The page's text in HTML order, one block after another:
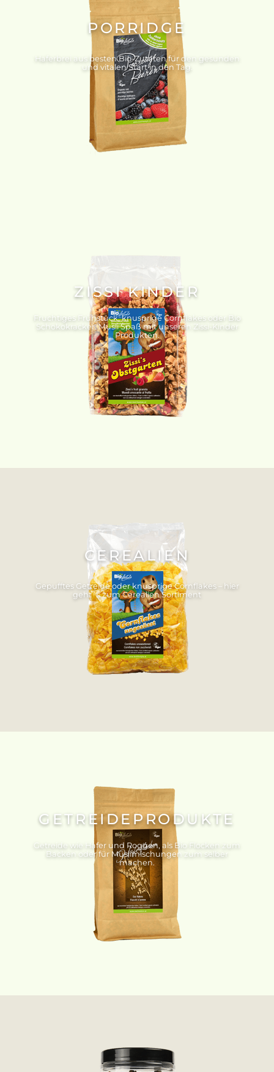
PORRIDGE
Haferbrei aus besten Bio-Zutaten für den gesunden
und vitalen Start in den Tag.
ZISSI KINDER
Fruchtiges Frühstück, knusprige Cornflakes oder Bio
Schokokracker. Müsli Spaß mit unseren Zissi-Kinder
Produkten.
CEREALIEN
Gepufftes Getreide oder knusprige Cornflakes – hier
geht´s zum Cerealien Sortiment
GETREIDEPRODUKTE
Getreide wie Hafer und Roggen, als Bio Flocken zum
Backen oder für Müslimischungen zum selber
machen.